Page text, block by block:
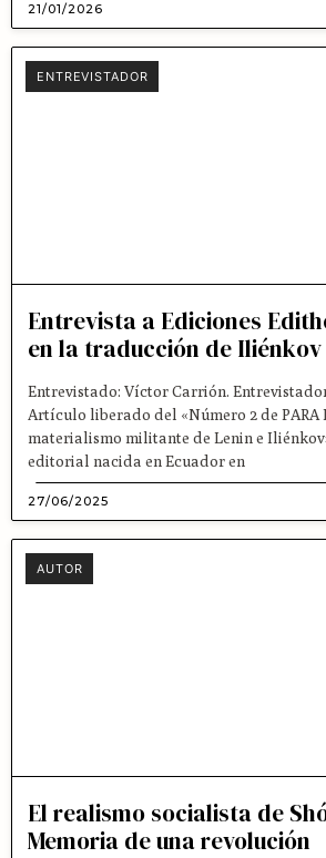
21/01/2026
ENTREVISTADOR
Entrevista a Ediciones
en la traducción de Iliénkov
Entrevistado: Víctor Carrión.
Artículo liberado del «Número 2 de PARA
materialismo militante de Lenin e
editorial nacida en Ecuador en
27/06/2025
AUTOR
El realismo socialista de
Memoria de una revolución